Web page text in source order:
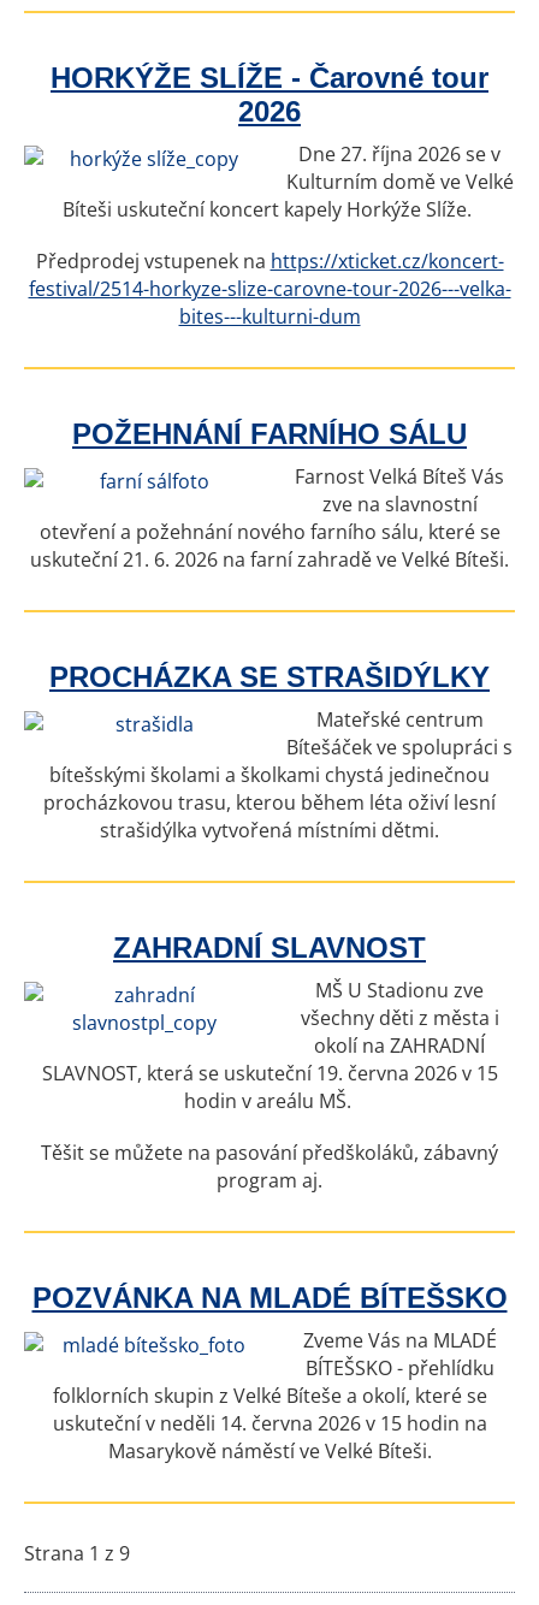
HORKÝŽE SLÍŽE - Čarovné tour
2026
Dne 27. října 2026 se v
Kulturním domě ve Velké
Bíteši uskuteční koncert kapely Horkýže Slíže.
Předprodej vstupenek na https://xticket.cz/koncert-
festival/2514-horkyze-slize-carovne-tour-2026---velka-
bites---kulturni-dum
POŽEHNÁNÍ FARNÍHO SÁLU
Farnost Velká Bíteš Vás
zve na slavnostní
otevření a požehnání nového farního sálu, které se
uskuteční 21. 6. 2026 na farní zahradě ve Velké Bíteši.
PROCHÁZKA SE STRAŠIDÝLKY
Mateřské centrum
Bítešáček ve spolupráci s
bítešskými školami a školkami chystá jedinečnou
procházkovou trasu, kterou během léta oživí lesní
strašidýlka vytvořená místními dětmi.
ZAHRADNÍ SLAVNOST
MŠ U Stadionu zve
všechny děti z města i
okolí na ZAHRADNÍ
SLAVNOST, která se uskuteční 19. června 2026 v 15
hodin v areálu MŠ.
Těšit se můžete na pasování předškoláků, zábavný
program aj.
POZVÁNKA NA MLADÉ BÍTEŠSKO
Zveme Vás na MLADÉ
BÍTEŠSKO - přehlídku
folklorních skupin z Velké Bíteše a okolí, které se
uskuteční v neděli 14. června 2026 v 15 hodin na
Masarykově náměstí ve Velké Bíteši.
Strana 1 z 9